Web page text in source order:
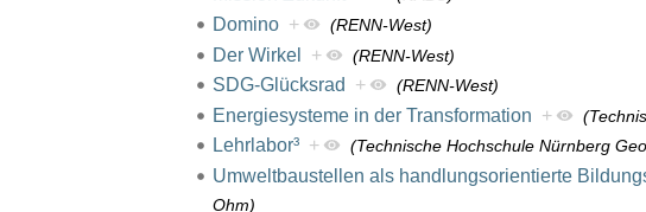
Domino + (RENN-West)
Der Wirkel + (RENN-West)
SDG-Glücksrad + (RENN-West)
Energiesysteme in der Transformation +
Lehrlabor³ + (Technische Hochschule Nürnberg
Umweltbaustellen als handlungsorientierte
Ohm)